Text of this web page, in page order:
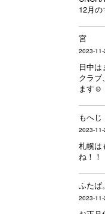
12月
宮
2023-
日中
クラブ
ます☺︎
もへじ
2023-
札幌は
ね！！
ふたば。
2023-